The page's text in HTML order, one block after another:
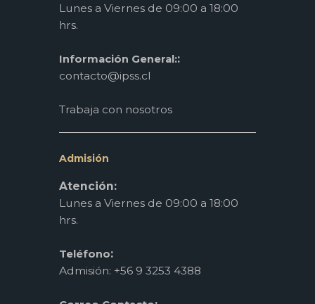
Lunes a Viernes de 09:00 a 18:00
hrs.
Información General::
contacto@ipss.cl
Trabaja con nosotros
Admisión
Atención:
Lunes a Viernes de 09:00 a 18:00
hrs.
Teléfono:
Admisión: +56 9 3253 4388